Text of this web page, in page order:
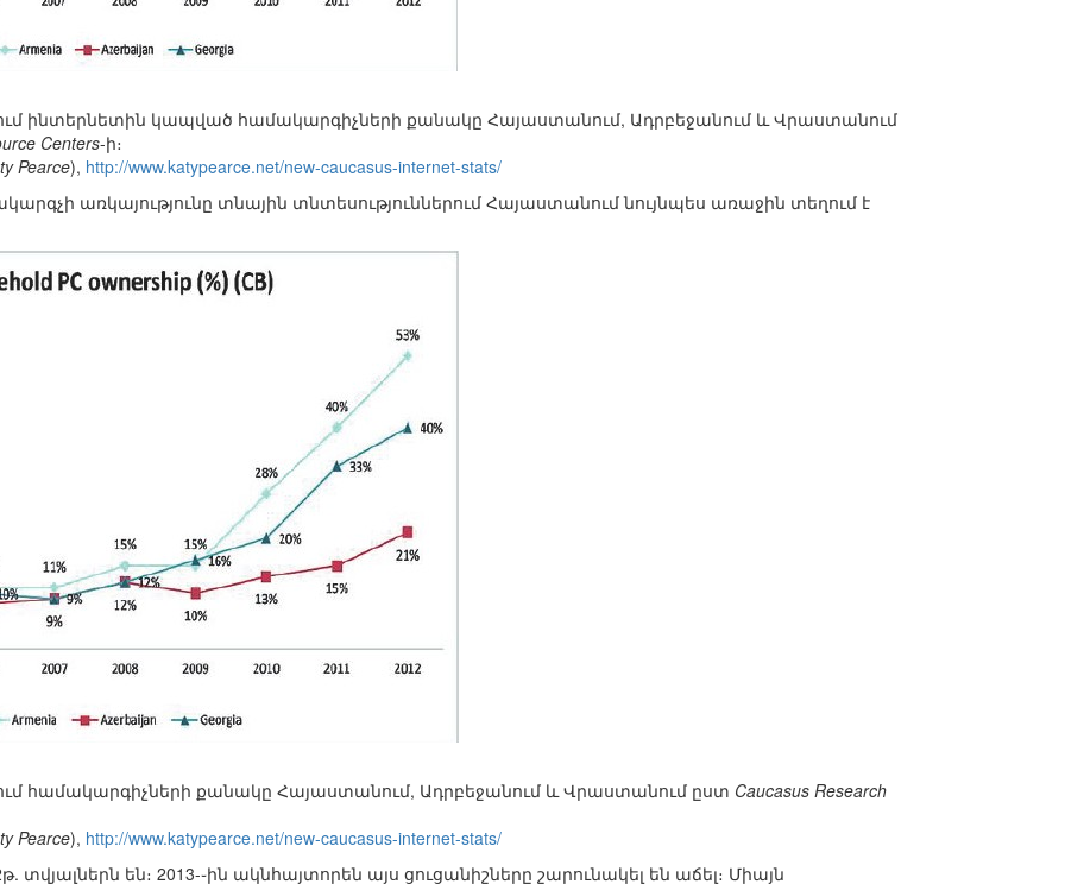
ինտերնետին կապված համակարգիչների քանակը Հայաստանում, Ադրբեջանում և Վրաստանում
Centers-ի։
Pearce), http://www.katypearce.net/new-caucasus-internet-stats/
առկայությունը տնային տնտեսություններում Հայաստանում նույնպես առաջին տեղում է
համակարգիչների քանակը Հայաստանում, Ադրբեջանում և Վրաստանում ըստ Caucasus Research
Pearce), http://www.katypearce.net/new-caucasus-internet-stats/
տվյալներն են։ 2013-֊ին ակնհայտորեն այս ցուցանիշները շարունակել են աճել։ Միայն